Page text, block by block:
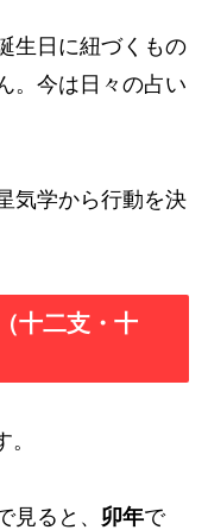
生日に紐づくもの
。今は日々の占い
気学から行動を決
十二支・十
。
見ると、 卯年で